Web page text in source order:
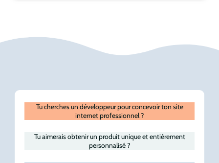
Tu cherches un développeur pour concevoir ton site
internet professionnel ?
Tu aimerais obtenir un produit unique et entièrement
personnalisé ?